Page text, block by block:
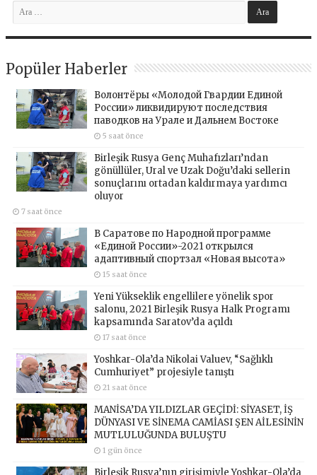
Popüler Haberler
Волонтёры «Молодой Гвардии Единой
России» ликвидируют последствия
паводков на Урале и Дальнем Востоке
5 saat önce
Birleşik Rusya Genç Muhafızları’ndan
gönüllüler, Ural ve Uzak Doğu’daki sellerin
sonuçlarını ortadan kaldırmaya yardımcı
oluyor
7 saat önce
В Саратове по Народной программе
«Единой России»-2021 открылся
адаптивный спортзал «Новая высота»
15 saat önce
Yeni Yükseklik engellilere yönelik spor
salonu, 2021 Birleşik Rusya Halk Programı
kapsamında Saratov’da açıldı
17 saat önce
Yoshkar-Ola’da Nikolai Valuev, “Sağlıklı
Cumhuriyet” projesiyle tanıştı
21 saat önce
MANİSA’DA YILDIZLAR GEÇİDİ: SİYASET, İŞ
DÜNYASI VE SİNEMA CAMİASI ŞEN AİLESİNİN
MUTLULUĞUNDA BULUŞTU
1 gün önce
Birleşik Rusya’nın girişimiyle Yoshkar-Ola’da